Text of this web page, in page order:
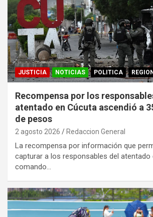
JUSTICIA NOTICIAS POLITICA
Recompensa por los
atentado en Cúcuta ascendió a
de pesos
2 agosto 2026 Redaccion General
La recompensa por información que
capturar a los responsables del atentado
comando…